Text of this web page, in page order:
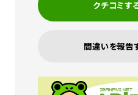
クチコミす
間違いを報告